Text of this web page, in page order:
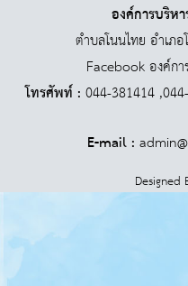
องค์การบริห
ตำบลโนนไทย อำเภ
Facebook องค์ก
โทรศัพท์ : 044-381414
E-mail :
Designed